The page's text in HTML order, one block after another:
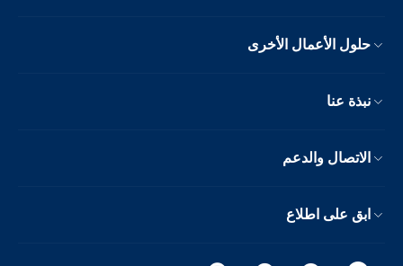
حلول الأعمال الأخرى
نبذة عنا
الاتصال والدعم
ابق على اطلاع